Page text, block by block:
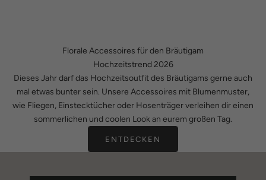
Florale Accessoires für den Bräutigam
Hochzeitstrend 2026
Dieses Jahr darf das Hochzeitsoutfit des Bräutigams gerne auch
mal etwas bunter sein. Unsere Accessoires mit Blumenmuster,
wie Fliegen, Einstecktücher oder Hosenträger verleihen dir einen
sommerlichen und coolen Look an eurem großen Tag.
ENTDECKEN